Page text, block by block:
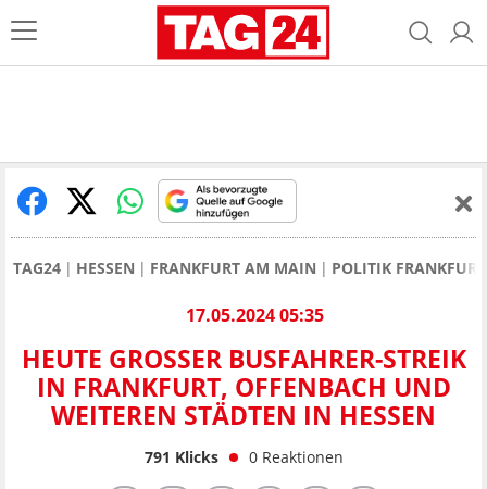
TAG24 HESSEN FRANKFURT AM MAIN POLITIK FRANKFURT
17.05.2024 05:35
HEUTE GROSSER BUSFAHRER-STREIK I
N FRANKFURT, OFFENBACH UND W
EITEREN STÄDTEN IN HESSEN
791 Klicks 0 Reaktionen